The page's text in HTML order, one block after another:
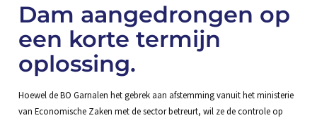
Dam aangedrongen op
een korte termijn
oplossing.
Hoewel de BO Garnalen het gebrek aan afstemming vanuit het ministerie
van Economische Zaken met de sector betreurt, wil ze de controle op